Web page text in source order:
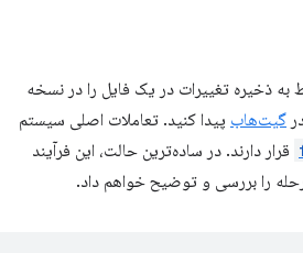
به ذخیره تغییرات در یک فایل را در نسخه
گیت‌هاب پیدا کنید. تعاملات اصلی سیستم
قرار دارند. در ساده‌ترین حالت، این فرآیند
را بررسی و توضیح خواهم داد.